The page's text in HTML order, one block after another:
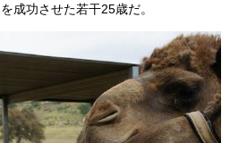
成功させた若干25歳だ。